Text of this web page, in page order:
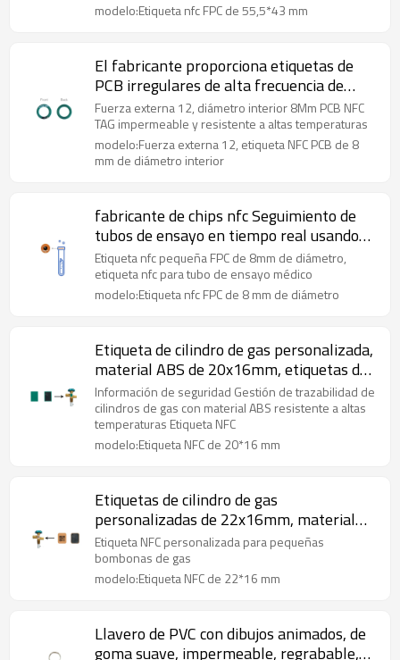
modelo:Etiqueta nfc FPC de 55,5*43 mm
El fabricante proporciona etiquetas de
PCB irregulares de alta frecuencia de
13,56 MHz, cepillos de dientes eléctricos,
tarjetas de acceso, etiquetas NFC de φ 12
mm
Fuerza externa 12, diámetro interior 8Mm PCB NFC
TAG impermeable y resistente a altas temperaturas
modelo:Fuerza externa 12, etiqueta NFC PCB de 8
mm de diámetro interior
fabricante de chips nfc Seguimiento de
tubos de ensayo en tiempo real usando
NFC diámetro 8 mm FPC Etiqueta NFC
resistente al agua y a altas temperaturas
Aplicaciones médicas Etiquetas nfc
Etiqueta nfc pequeña FPC de 8mm de diámetro,
etiqueta nfc para tubo de ensayo médico
modelo:Etiqueta nfc FPC de 8 mm de diámetro
Etiqueta de cilindro de gas personalizada,
material ABS de 20x16mm, etiquetas de
cilindro de gas NFC, etiqueta NFC de alta
temperatura, chip MIFARE Classic EV1
/S50
Información de seguridad Gestión de trazabilidad de
cilindros de gas con material ABS resistente a altas
temperaturas Etiqueta NFC
modelo:Etiqueta NFC de 20*16 mm
Etiquetas de cilindro de gas
personalizadas de 22x16mm, material
ABS, etiquetas electrónicas NFC
personalizadas para estante, etiqueta nfc
pequeña impermeable y a prueba de
Etiqueta NFC personalizada para pequeñas
bombonas de gas
modelo:Etiqueta NFC de 22*16 mm
Llavero de PVC con dibujos animados, de
goma suave, impermeable, regrabable,